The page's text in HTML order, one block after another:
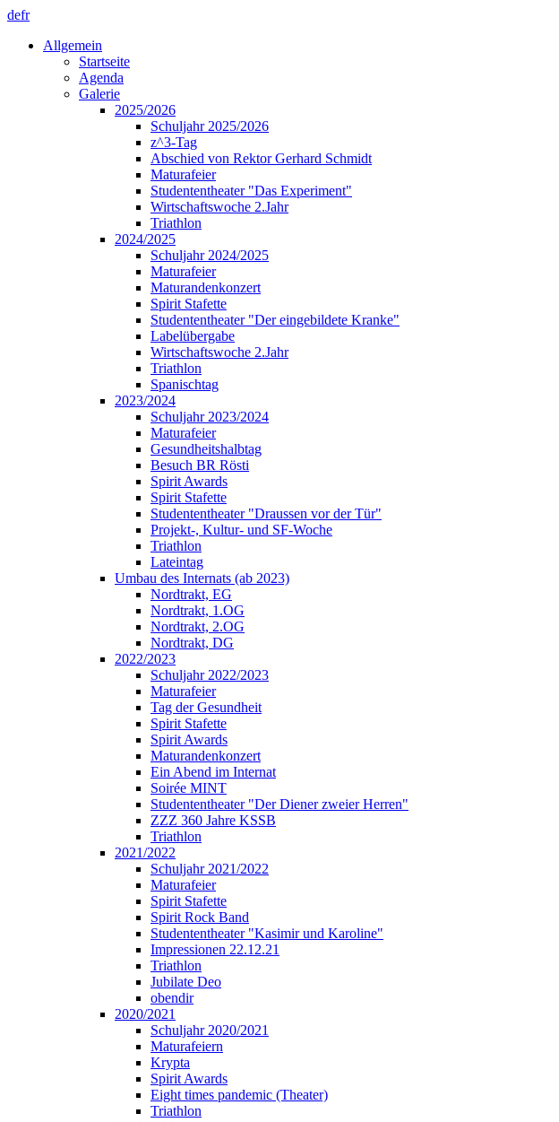
defr
Allgemein
Startseite
Agenda
Galerie
2025/2026
Schuljahr 2025/2026
z^3-Tag
Abschied von Rektor Gerhard Schmidt
Maturafeier
Studententheater "Das Experiment"
Wirtschaftswoche 2.Jahr
Triathlon
2024/2025
Schuljahr 2024/2025
Maturafeier
Maturandenkonzert
Spirit Stafette
Studententheater "Der eingebildete Kranke"
Labelübergabe
Wirtschaftswoche 2.Jahr
Triathlon
Spanischtag
2023/2024
Schuljahr 2023/2024
Maturafeier
Gesundheitshalbtag
Besuch BR Rösti
Spirit Awards
Spirit Stafette
Studententheater "Draussen vor der Tür"
Projekt-, Kultur- und SF-Woche
Triathlon
Lateintag
Umbau des Internats (ab 2023)
Nordtrakt, EG
Nordtrakt, 1.OG
Nordtrakt, 2.OG
Nordtrakt, DG
2022/2023
Schuljahr 2022/2023
Maturafeier
Tag der Gesundheit
Spirit Stafette
Spirit Awards
Maturandenkonzert
Ein Abend im Internat
Soirée MINT
Studententheater "Der Diener zweier Herren"
ZZZ 360 Jahre KSSB
Triathlon
2021/2022
Schuljahr 2021/2022
Maturafeier
Spirit Stafette
Spirit Rock Band
Studententheater "Kasimir und Karoline"
Impressionen 22.12.21
Triathlon
Jubilate Deo
obendir
2020/2021
Schuljahr 2020/2021
Maturafeiern
Krypta
Spirit Awards
Eight times pandemic (Theater)
Triathlon